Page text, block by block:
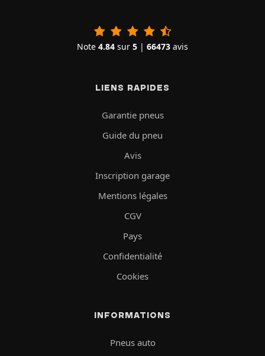
Note 4.84 sur 5 | 66473 avis
LIENS RAPIDES
Garantie pneus
Guide du pneu
Avis
Inscription garage
Mentions légales
CGV
Pays
Confidentialité
Cookies
INFORMATIONS
Pneus auto